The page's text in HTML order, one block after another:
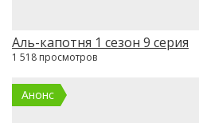
Аль-капотня 1 сезон 9 серия
1 518 просмотров
Анонс